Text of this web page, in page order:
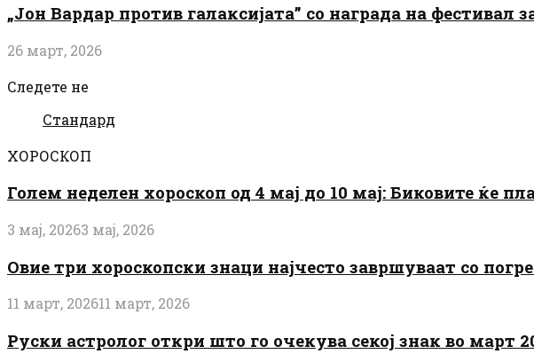
„Јон Вардар против галаксијата” со награда на
26 март, 2026
Следете не
Стандард
ХОРОСКОП
Голем неделен хороскоп од 4 мај до 10 мај: Биковите ќе
3 мај, 20263 мај, 2026
Овие три хороскопски знаци најчесто завршуваат со
11 март, 202611 март, 2026
Руски астролог откри што го очекува секој знак во март